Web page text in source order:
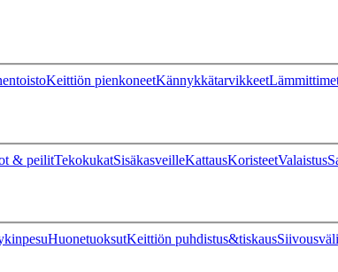
Keittiön pienkoneetKännykkätarvikkeet
& peilitTekokukatSisäkasveilleKattausKoristeetValaistus
HuonetuoksutKeittiön puhdistus&tiskaus